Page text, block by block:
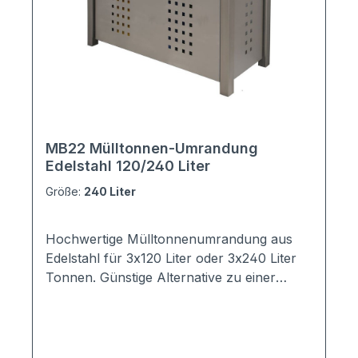
vorhanden, Sie müssen die Teile nur noch
zusammenschrauben.Die mitgelieferte,
ausführliche Montageanleitung erleichtert
das Zusammenbauen der Edelstahl
Mülltonnenumhausung enorm.
MB22 Mülltonnen-Umrandung
Edelstahl 120/240 Liter
Größe: 240 Liter
Hochwertige Mülltonnenumrandung aus
Edelstahl für 3x120 Liter oder 3x240 Liter
Tonnen. Günstige Alternative zu einer